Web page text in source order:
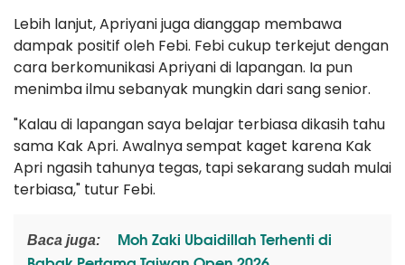
Lebih lanjut, Apriyani juga dianggap membawa
dampak positif oleh Febi. Febi cukup terkejut dengan
cara berkomunikasi Apriyani di lapangan. Ia pun
menimba ilmu sebanyak mungkin dari sang senior.
"Kalau di lapangan saya belajar terbiasa dikasih tahu
sama Kak Apri. Awalnya sempat kaget karena Kak
Apri ngasih tahunya tegas, tapi sekarang sudah mulai
terbiasa," tutur Febi.
Baca juga:
Moh Zaki Ubaidillah Terhenti di